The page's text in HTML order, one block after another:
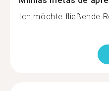
Ich möchte fließende